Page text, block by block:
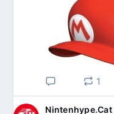
1
Nintenhype.Cat